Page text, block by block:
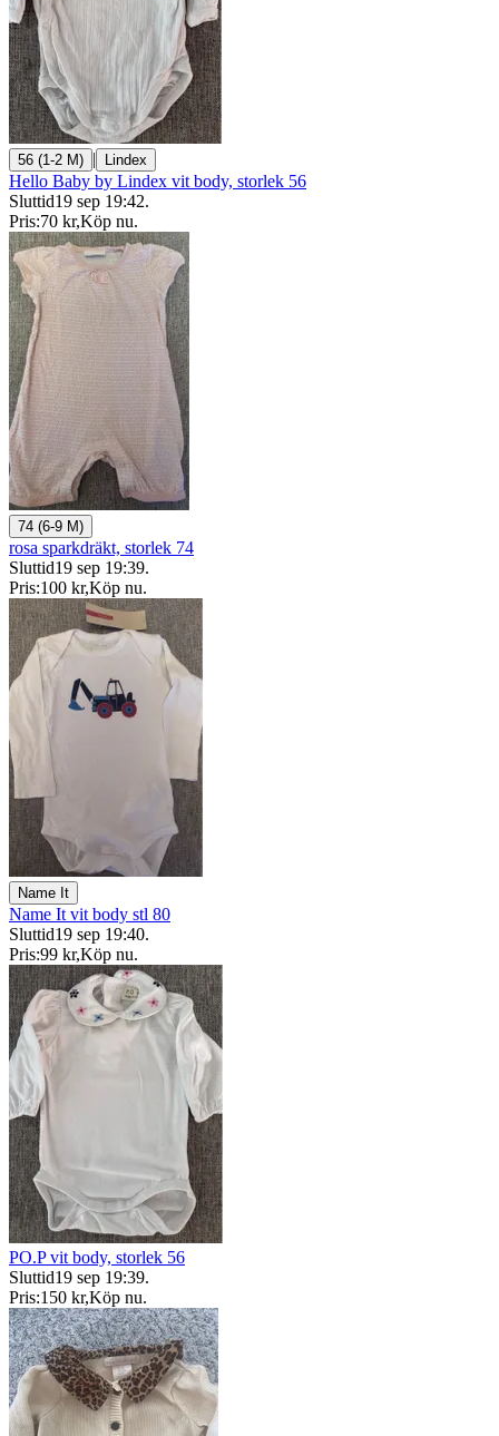
56 (1-2 M) | Lindex
Hello Baby by Lindex vit body, storlek 56
Sluttid19 sep 19:42.
Pris:70 kr,Köp nu.
74 (6-9 M)
rosa sparkdräkt, storlek 74
Sluttid19 sep 19:39.
Pris:100 kr,Köp nu.
Name It
Name It vit body stl 80
Sluttid19 sep 19:40.
Pris:99 kr,Köp nu.
PO.P vit body, storlek 56
Sluttid19 sep 19:39.
Pris:150 kr,Köp nu.